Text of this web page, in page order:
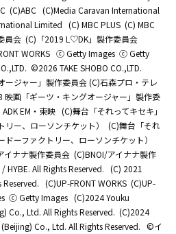
(C)ABC (C)Media Caravan International
Limited (C) MBC PLUS (C) MBC
員会 (C)「2019 L♡DK」製作委員会
WORKS ⓒ Getty Images ⓒ Getty
©2026 TAKE SHOBO CO.,LTD.
ジャー」製作委員会 (C)石森プロ・テレ
映画「ギーツ・キングオージャー」製作委
EM・東映 (C)舞台「それってキセキ」
ー、ローソンチケット）
(C)舞台「それ
ーファクトリー、ローソンチケット）
イナナ製作委員会 (C)BNOI/アイナナ製作
HYBE. All Rights Reserved. (C) 2021
Reserved. (C)UP-FRONT WORKS (C)UP-
ⓒ Getty Images (C)2024 Youku
Co., Ltd. All Rights Reserved. (C)2024
Co., Ltd. All Rights Reserved. ©イ